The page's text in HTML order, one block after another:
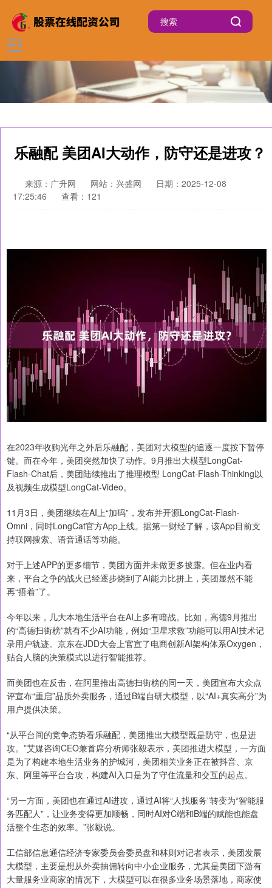
乐融配 美团AI大动作，防守还是进攻？
来源：广升网 网站：兴盛网
日期：2025-12-08
17:25:46
查看：121
在2023年收购光年之外后乐融配，美团对大模型的追逐一度按下暂停
键。而在今年，美团突然加快了动作。9月推出大模型LongCat-
Flash-Chat后，美团陆续推出了推理模型 LongCat-Flash-Thinking以
及视频生成模型LongCat-Video。
11月3日，美团继续在AI上“加码”，发布并开源LongCat-Flash-
Omni，同时LongCat官方App上线。据第一财经了解，该App目前支
持联网搜索、语音通话等功能。
对于上述APP的更多细节，美团方面并未做更多披露。但在业内看
来，平台之争的战火已经逐步烧到了AI能力比拼上，美团显然不能
再“捂着”了。
今年以来，几大本地生活平台在AI上多有暗战。比如，高德9月推出
的“高德扫街榜”就有不少AI功能，例如“卫星求救”功能可以用AI技术记
录用户轨迹。京东在JDD大会上官宣了电商创新AI架构体系Oxygen，
贴合人脑的决策模式以进行智能推荐。
而美团也在反击，在阿里推出高德扫街榜的同一天，美团宣布大众点
评宣布“重启”品质外卖服务，通过B端自研大模型，以“AI+真实高分”为
用户提供决策。
“从平台间的竞争态势看乐融配，美团推出大模型既是防守，也是进
攻。”艾媒咨询CEO兼首席分析师张毅表示，美团推进大模型，一方面
是为了构建本地生活业务的护城河，美团相关业务正在被抖音、京
东、阿里等平台合攻，构建AI入口是为了守住流量和交互的起点。
“另一方面，美团也在通过AI进攻，通过AI将“人找服务”转变为“智能服
务匹配人”，让业务变得更加顺畅，同时AI对C端和B端的赋能也能盘
活整个生态的效率。”张毅说。
工信部信息通信经济专家委员会委员盘和林则对记者表示，美团发展
大模型，主要是想从外卖抽佣转向中小企业服务，尤其是美团下游有
大量服务业商家的情况下，大模型可以在很多业务场景落地，商家使